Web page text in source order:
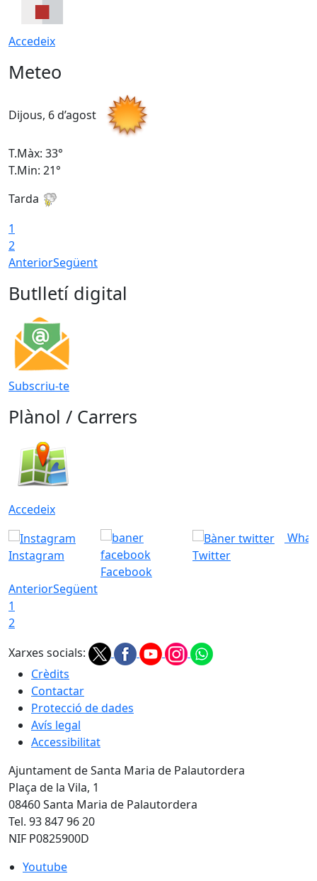
Accedeix
Meteo
Dijous, 6 d’agost
T.Màx: 33°
T.Min: 21°
Tarda
1
2
AnteriorSegüent
Butlletí digital
Subscriu-te
Plànol / Carrers
Accedeix
Instagram
Facebook
Twitter
AnteriorSegüent
1
2
Xarxes socials:
Crèdits
Contactar
Protecció de dades
Avís legal
Accessibilitat
Ajuntament de Santa Maria de Palautordera
Plaça de la Vila, 1
08460 Santa Maria de Palautordera
Tel. 93 847 96 20
NIF P0825900D
Youtube
Youtube